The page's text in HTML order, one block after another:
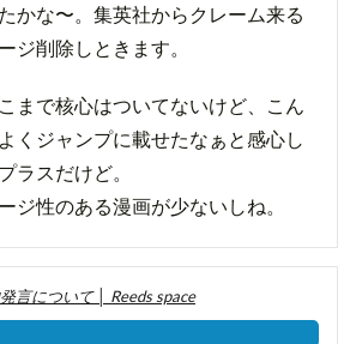
かな〜。集英社からクレーム来る
ジ削除しときます。
まで核心はついてないけど、こん
くジャンプに載せたなぁと感心し
ラスだけど。
ジ性のある漫画が少ないしね。
言について │ Reeds space